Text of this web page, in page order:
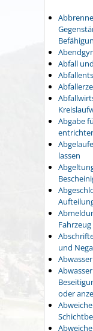
Abfall
Abgabe
lassen
und
oder